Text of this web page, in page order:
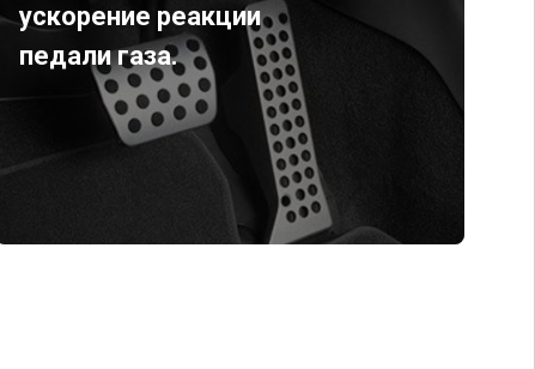
ускорение реакции
педали газа.